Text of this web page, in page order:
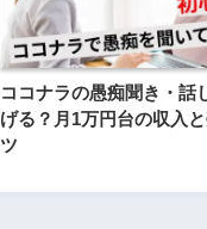
ココナラの愚痴聞き・話
げる？月1万円台の収入
ツ